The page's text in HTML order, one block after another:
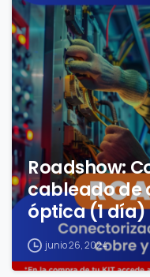
Roadshow:
cableado de
óptica (1 día)
junio 26, 2024